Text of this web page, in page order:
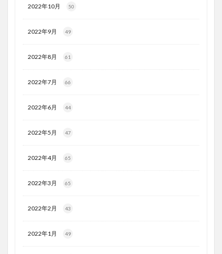
2022年10月 50
2022年9月 49
2022年8月 61
2022年7月 66
2022年6月 44
2022年5月 47
2022年4月 65
2022年3月 65
2022年2月 43
2022年1月 49